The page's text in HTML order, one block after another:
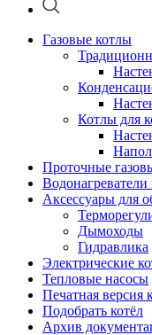
Газовые котлы
Котлы для
Проточные
Водонагреватели
Аксессуары для
Дымоходы
Гидравлика
Электрические
Тепловые насосы
Печатная версия
Подобрать котёл
Архив